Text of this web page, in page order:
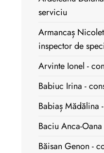
serviciu
Armancaș
inspector de
Arvinte Ionel -
Babiuc Irina -
Babiaș Mădălina
Baciu Anca-
Băisan Genon -